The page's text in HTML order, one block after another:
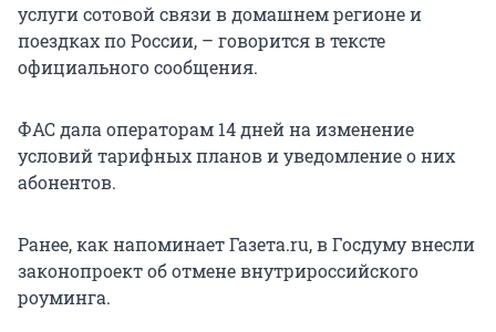
услуги сотовой связи в домашнем регионе и
поездках по России, – говорится в тексте
официального сообщения.
ФАС дала операторам 14 дней на изменение
условий тарифных планов и уведомление о них
абонентов.
Ранее, как напоминает Газета.ru, в Госдуму внесли
законопроект об отмене внутрироссийского
роуминга.